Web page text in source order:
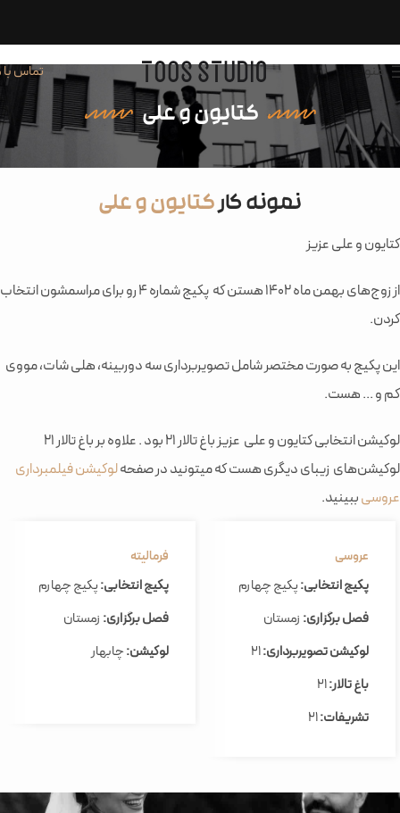
منو تماس با
کتایون و علی
نمونه کارکتایون و علی
کتایون و علی عزیز
از زوج‌های بهمن ماه ۱۴۰2 هستن که پکیج شماره 4 رو برای مراسمشون انتخاب
کردن.
این پکیج به صورت مختصر شامل تصویربرداری سه دوربینه، هلی شات، مووی
کم و ... هست.
لوکیشن انتخابی کتایون و علی عزیز باغ تالار 21 بود . علاوه بر باغ تالار 21
لوکیشن‌های زیبای دیگری هست که میتونید در صفحهلوکیشن فیلمبرداری
عروسیببینید.
عروسی
پکیج انتخابی:پکیج چهارم
فصل برگزاری: زمستان
لوکیشن تصویربرداری:
باغ تالار:
تشریفات:
فرمالیته
پکیج انتخابی:پکیج چهارم
فصل برگزاری: زمستان
لوکیشن:چابهار